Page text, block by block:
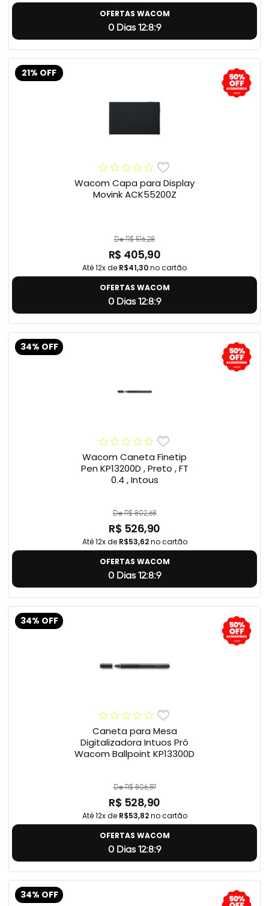
OFERTAS WACOM
0 Dias 12:8:8
21% OFF
Wacom Capa para Display
Movink ACK55200Z
De R$ 516,28
R$ 405,90
Até 12x de R$41,30no cartão
OFERTAS WACOM
0 Dias 12:8:8
34% OFF
Wacom Caneta Finetip
Pen KP13200D , Preto , FT
0.4 , Intous
De R$ 802,68
R$ 526,90
Até 12x de R$53,62no cartão
OFERTAS WACOM
0 Dias 12:8:8
34% OFF
Caneta para Mesa
Digitalizadora Intuos Pró
Wacom Ballpoint KP13300D
De R$ 806,59
R$ 528,90
Até 12x de R$53,82no cartão
OFERTAS WACOM
0 Dias 12:8:8
34% OFF